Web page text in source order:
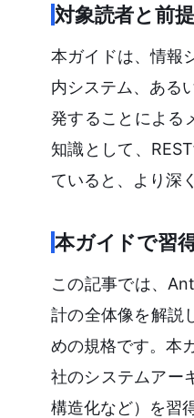
対象読者と前
本ガイドは、情報
内システム、ある
発することによる
知識として、
ていると、より深
本ガイドで習
この記事では、
計の全体像を解説
めの規格です。本
社のシステムアー
構造化など）を習